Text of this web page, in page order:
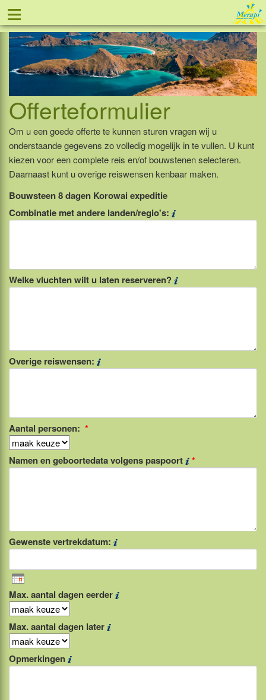
≡ Tel: 088 - 81 11 999
Offerteformulier
Om u een goede offerte te kunnen sturen vragen wij u
onderstaande gegevens zo volledig mogelijk in te vullen. U kunt
kiezen voor een complete reis en/of bouwstenen selecteren.
Daarnaast kunt u overige reiswensen kenbaar maken.
Bouwsteen 8 dagen Korowai expeditie
Combinatie met andere landen/regio's:
Welke vluchten wilt u laten reserveren?
Overige reiswensen:
Aantal personen: *
Namen en geboortedata volgens paspoort *
Gewenste vertrekdatum:
Max. aantal dagen eerder
Max. aantal dagen later
Opmerkingen